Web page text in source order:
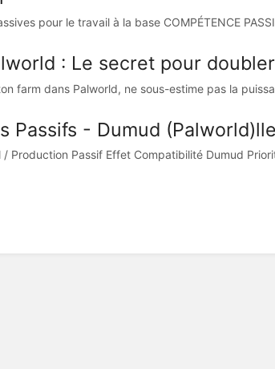
pour le travail à la base COMPÉTENCE
: Le secret pour
farm dans Palworld, ne sous-estime pas la
Passifs - Dumud
Production Passif Effet Compatibilité Dumud